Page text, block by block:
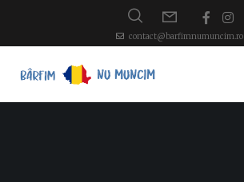
contact@barfimnumuncim.ro